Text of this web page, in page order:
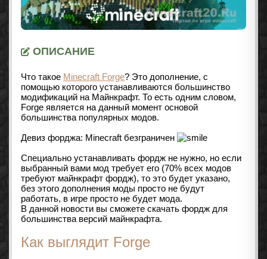
ОПИСАНИЕ
Что такое Minecraft Forge? Это дополнение, с
помощью которого устанавливаются большинство
модификаций на Майнкрафт. То есть одним словом,
Forge является на данный момент основой
большинства популярных модов.
Девиз форджа: Minecraft безграничен
Специально устанавливать фордж не нужно, но если
выбранный вами мод требует его (70% всех модов
требуют майнкрафт фордж), то это будет указано,
без этого дополнения моды просто не будут
работать, в игре просто не будет мода.
В данной новости вы сможете скачать фордж для
большинства версий майнкрафта.
Как выглядит Forge